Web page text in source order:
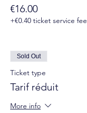
€16.00
+€0.40 ticket service fee
Sold Out
Ticket type
Tarif réduit
More info